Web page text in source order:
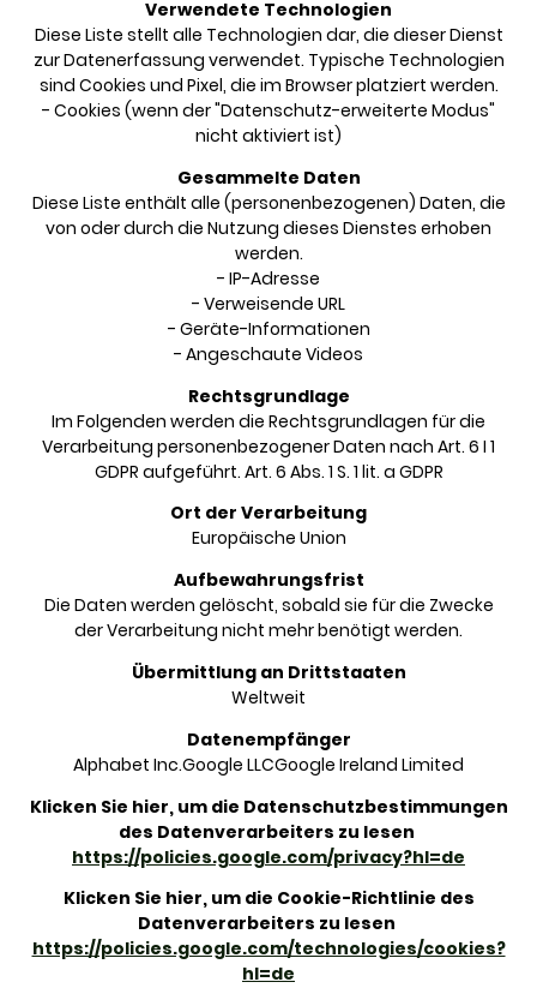
Verwendete Technologien
Diese Liste stellt alle Technologien dar, die dieser Dienst
zur Datenerfassung verwendet. Typische Technologien
sind Cookies und Pixel, die im Browser platziert werden.
- Cookies (wenn der "Datenschutz-erweiterte Modus"
nicht aktiviert ist)
Gesammelte Daten
Diese Liste enthält alle (personenbezogenen) Daten, die
von oder durch die Nutzung dieses Dienstes erhoben
werden.
- IP-Adresse
- Verweisende URL
- Geräte-Informationen
- Angeschaute Videos
Rechtsgrundlage
Im Folgenden werden die Rechtsgrundlagen für die
Verarbeitung personenbezogener Daten nach Art. 6 I 1
GDPR aufgeführt. Art. 6 Abs. 1 S. 1 lit. a GDPR
Ort der Verarbeitung
Europäische Union
Aufbewahrungsfrist
Die Daten werden gelöscht, sobald sie für die Zwecke
der Verarbeitung nicht mehr benötigt werden.
Übermittlung an Drittstaaten
Weltweit
Datenempfänger
Alphabet Inc.Google LLCGoogle Ireland Limited
Klicken Sie hier, um die Datenschutzbestimmungen
des Datenverarbeiters zu lesen
https://policies.google.com/privacy?hl=de
Klicken Sie hier, um die Cookie-Richtlinie des
Datenverarbeiters zu lesen
https://policies.google.com/technologies/cookies?
hl=de